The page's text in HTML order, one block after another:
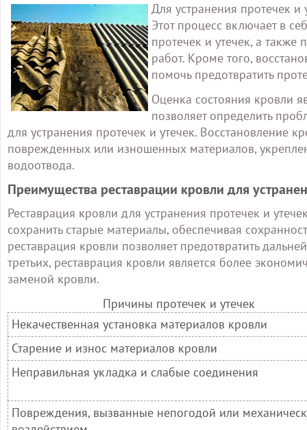
Для устранения протечек
Этот процесс включает в
протечек и утечек, а
работ. Кроме того,
помочь предотвратить
Оценка состояния кровли
позволяет определить
для устранения протечек и утечек. Восстановление
поврежденных или изношенных материалов,
водоотвода.
Преимущества реставрации кровли для
Реставрация кровли для устранения протечек и
сохранить старые материалы, обеспечивая
реставрация кровли позволяет предотвратить
третьих, реставрация кровли является более
заменой кровли.
Причины протечек и утечек
Некачественная установка материалов кровли
Старение и износ материалов кровли
Неправильная укладка и слабые соединения
Повреждения, вызванные непогодой или